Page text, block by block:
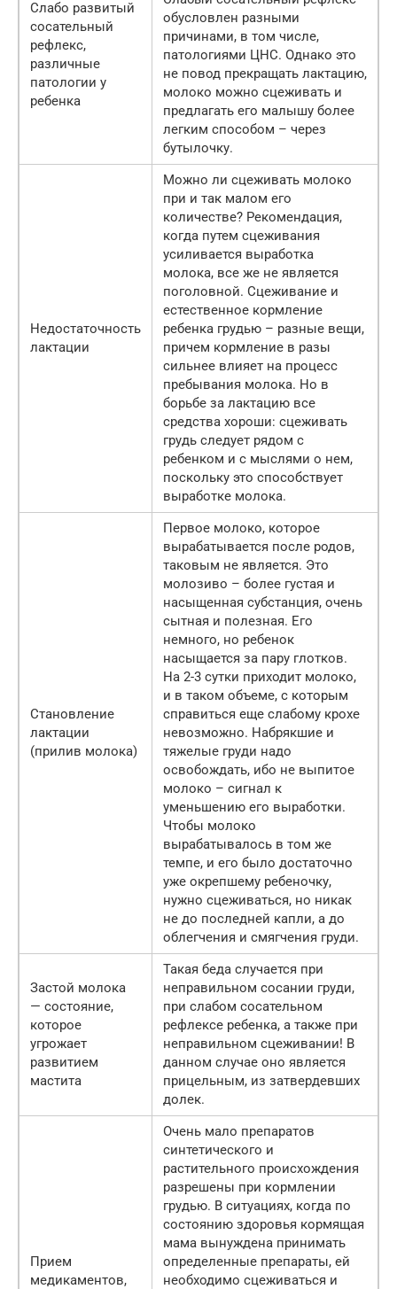
Слабо развитый
сосательный
рефлекс,
различные
патологии у
ребенка
обусловлен разными
причинами, в том числе,
патологиями ЦНС. Однако это
не повод прекращать лактацию,
молоко можно сцеживать и
предлагать его малышу более
легким способом – через
бутылочку.
Недостаточность
лактации
Можно ли сцеживать молоко
при и так малом его
количестве? Рекомендация,
когда путем сцеживания
усиливается выработка
молока, все же не является
поголовной. Сцеживание и
естественное кормление
ребенка грудью – разные вещи,
причем кормление в разы
сильнее влияет на процесс
пребывания молока. Но в
борьбе за лактацию все
средства хороши: сцеживать
грудь следует рядом с
ребенком и с мыслями о нем,
поскольку это способствует
выработке молока.
Становление
лактации
(прилив молока)
Первое молоко, которое
вырабатывается после родов,
таковым не является. Это
молозиво – более густая и
насыщенная субстанция, очень
сытная и полезная. Его
немного, но ребенок
насыщается за пару глотков.
На 2-3 сутки приходит молоко,
и в таком объеме, с которым
справиться еще слабому крохе
невозможно. Набрякшие и
тяжелые груди надо
освобождать, ибо не выпитое
молоко – сигнал к
уменьшению его выработки.
Чтобы молоко
вырабатывалось в том же
темпе, и его было достаточно
уже окрепшему ребеночку,
нужно сцеживаться, но никак
не до последней капли, а до
облегчения и смягчения груди.
Застой молока
— состояние,
которое
угрожает
развитием
мастита
Такая беда случается при
неправильном сосании груди,
при слабом сосательном
рефлексе ребенка, а также при
неправильном сцеживании! В
данном случае оно является
прицельным, из затвердевших
долек.
Прием
медикаментов,
Очень мало препаратов
синтетического и
растительного происхождения
разрешены при кормлении
грудью. В ситуациях, когда по
состоянию здоровья кормящая
мама вынуждена принимать
определенные препараты, ей
необходимо сцеживаться и